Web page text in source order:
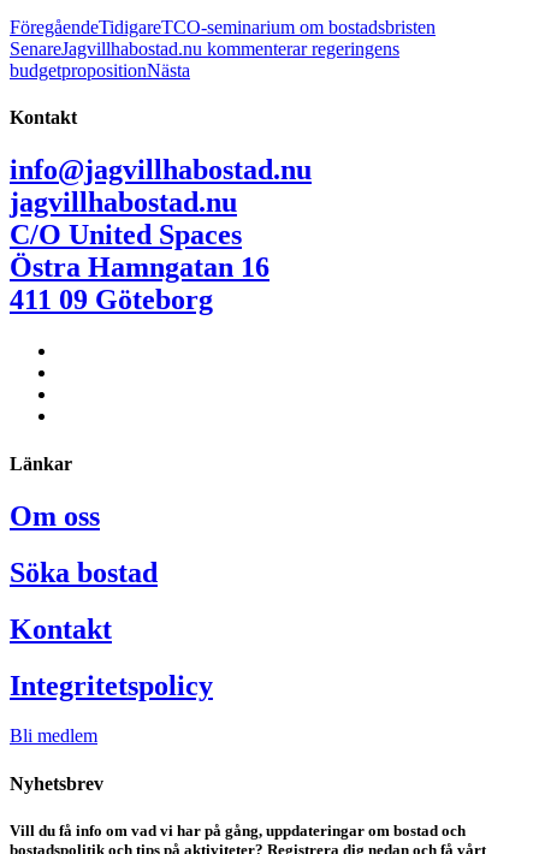
FöregåendeTidigareTCO-seminarium om bostadsbristen
SenareJagvillhabostad.nu kommenterar regeringens
budgetpropositionNästa
Kontakt
info@jagvillhabostad.nu
jagvillhabostad.nu
C/O United Spaces
Östra Hamngatan 16
411 09 Göteborg
Länkar
Om oss
Söka bostad
Kontakt
Integritetspolicy
Bli medlem
Nyhetsbrev
Vill du få info om vad vi har på gång, uppdateringar om bostad och
bostadspolitik och tips på aktiviteter? Registrera dig nedan och få vårt